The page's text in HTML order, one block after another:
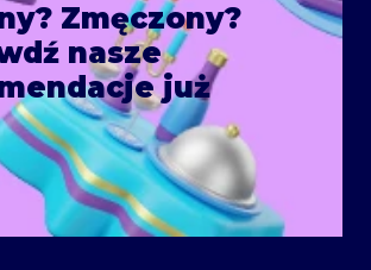
Zmęczony?
nasze
już